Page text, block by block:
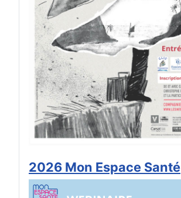
2026 Mon Espace Santé